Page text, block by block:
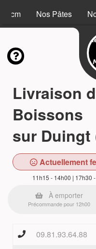
cm Nos Pâtes
Livraison
Boissons
sur Duingt
Actuellement
11h15 - 14h00 | 17h30
À emporter
Précommande pour 12h00
09.81.93.64.88